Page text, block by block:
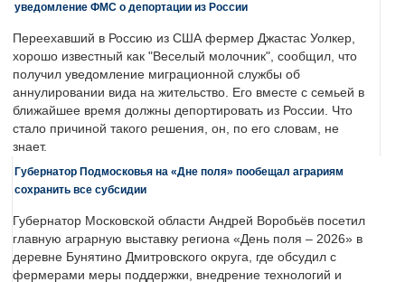
уведомление ФМС о депортации из России
Переехавший в Россию из США фермер Джастас Уолкер,
хорошо известный как "Веселый молочник", сообщил, что
получил уведомление миграционной службы об
аннулировании вида на жительство. Его вместе с семьей в
ближайшее время должны депортировать из России. Что
стало причиной такого решения, он, по его словам, не
знает.
Губернатор Подмосковья на «Дне поля» пообещал аграриям
сохранить все субсидии
Губернатор Московской области Андрей Воробьёв посетил
главную аграрную выставку региона «День поля – 2026» в
деревне Бунятино Дмитровского округа, где обсудил с
фермерами меры поддержки, внедрение технологий и